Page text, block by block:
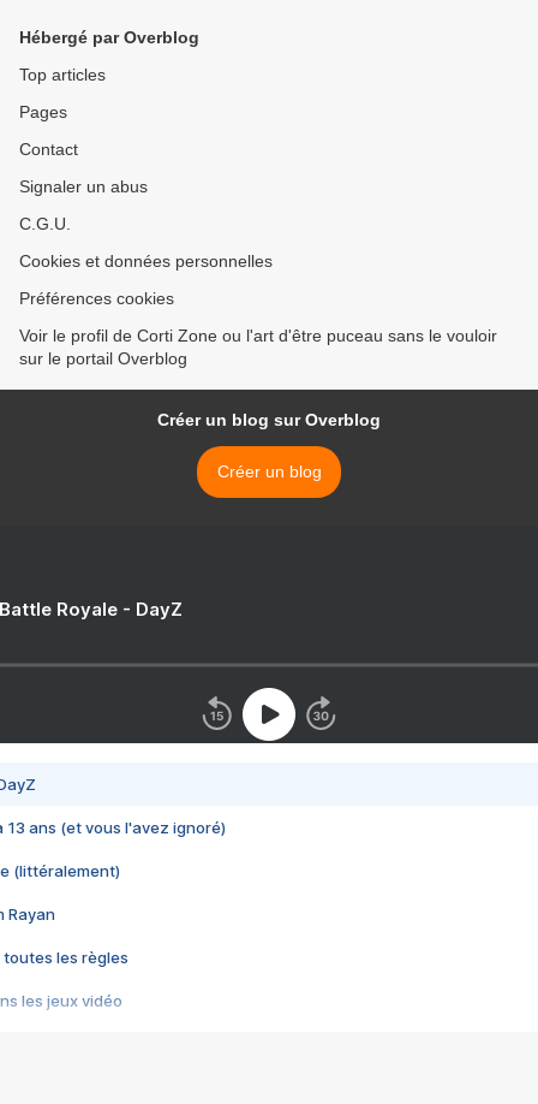
Hébergé par Overblog
Top articles
Pages
Contact
Signaler un abus
C.G.U.
Cookies et données personnelles
Préférences cookies
Voir le profil de Corti Zone ou l'art d'être puceau sans le vouloir
sur le portail Overblog
Créer un blog sur Overblog
Créer un blog
Royale - DayZ
13 ans (et vous l'avez ignoré)
(littéralement)
Rayan
toutes les règles
les jeux vidéo